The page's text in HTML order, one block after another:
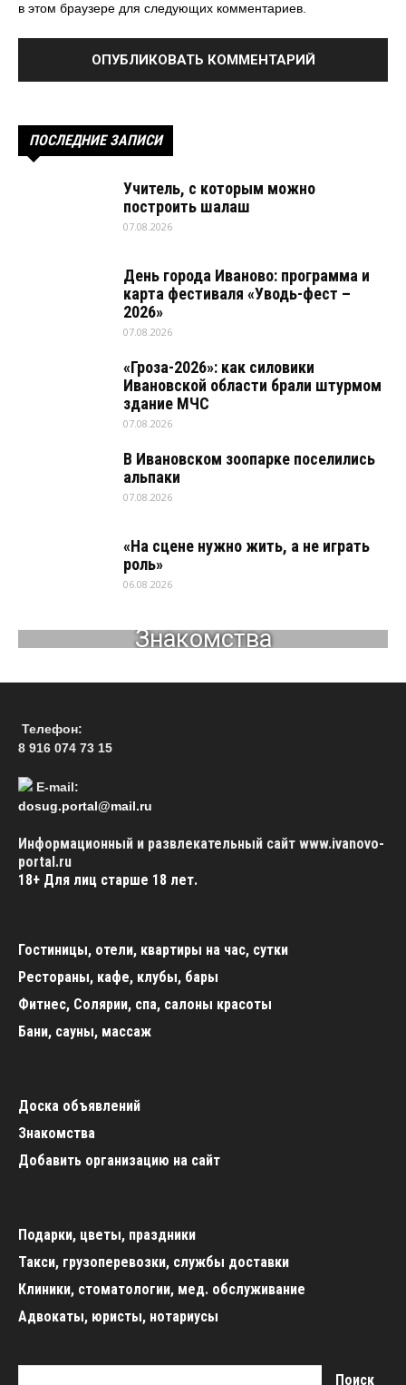
в этом браузере для следующих комментариев.
ПОСЛЕДНИЕ ЗАПИСИ
Учитель, с которым можно
построить шалаш
07.08.2026
День города Иваново: программа и
карта фестиваля «Уводь-фест –
2026»
07.08.2026
«Гроза-2026»: как силовики
Ивановской области брали штурмом
здание МЧС
07.08.2026
В Ивановском зоопарке поселились
альпаки
07.08.2026
«На сцене нужно жить, а не играть
роль»
06.08.2026
Знакомства
Телефон:
8 916 074 73 15
E-mail:
dosug.portal@mail.ru
Информационный и развлекательный сайт www.ivanovo-
portal.ru
18+ Для лиц старше 18 лет.
Гостиницы, отели, квартиры на час, сутки
Рестораны, кафе, клубы, бары
Фитнес, Солярии, спа, салоны красоты
Бани, сауны, массаж
Доска объявлений
Знакомства
Добавить организацию на сайт
Подарки, цветы, праздники
Такси, грузоперевозки, службы доставки
Клиники, стоматологии, мед. обслуживание
Адвокаты, юристы, нотариусы